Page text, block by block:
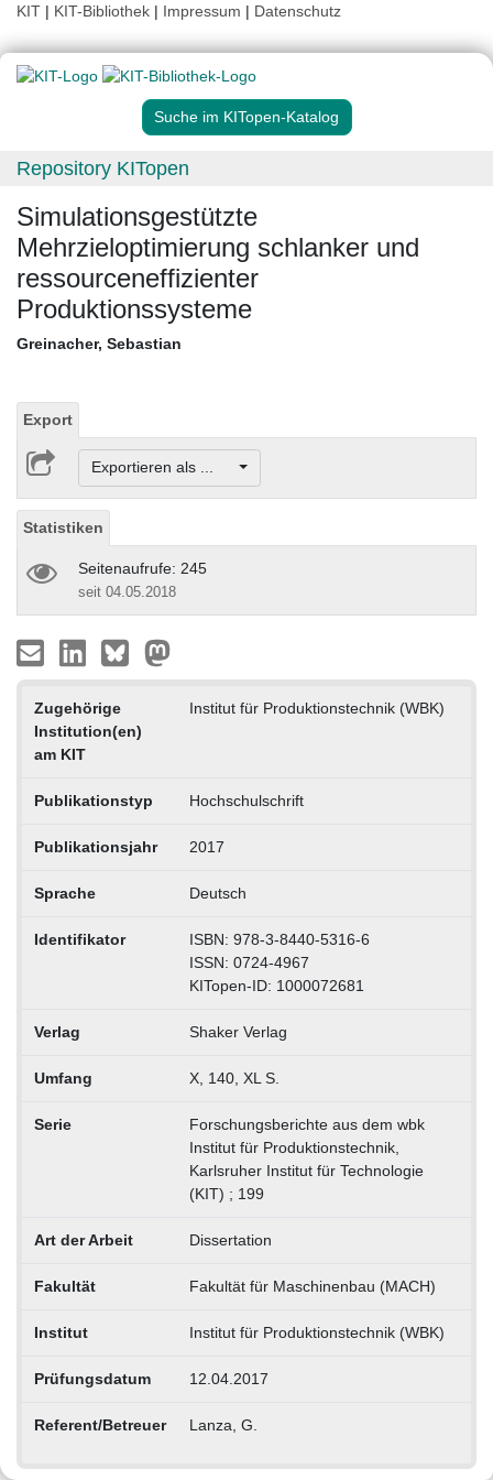
KIT | KIT-Bibliothek | Impressum | Datenschutz
Suche im KITopen-Katalog
Repository KITopen
Simulationsgestützte
Mehrzieloptimierung schlanker und
ressourceneffizienter
Produktionssysteme
Greinacher, Sebastian
Export
Exportieren als ...
Statistiken
Seitenaufrufe: 245
seit 04.05.2018
Zugehörige
Institution(en)
am KIT
Institut für Produktionstechnik (WBK)
Publikationstyp Hochschulschrift
Publikationsjahr 2017
Sprache Deutsch
Identifikator
ISBN: 978-3-8440-5316-6
ISSN: 0724-4967
KITopen-ID: 1000072681
Verlag Shaker Verlag
Umfang X, 140, XL S.
Serie
Forschungsberichte aus dem wbk
Institut für Produktionstechnik,
Karlsruher Institut für Technologie
(KIT) ; 199
Art der Arbeit Dissertation
Fakultät Fakultät für Maschinenbau (MACH)
Institut Institut für Produktionstechnik (WBK)
Prüfungsdatum 12.04.2017
Referent/Betreuer Lanza, G.